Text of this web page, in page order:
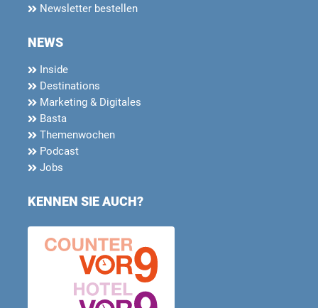
Newsletter bestellen
NEWS
Inside
Destinations
Marketing & Digitales
Basta
Themenwochen
Podcast
Jobs
KENNEN SIE AUCH?